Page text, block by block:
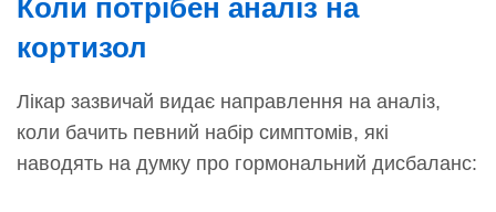
Коли потрібен аналіз на
кортизол
Лікар зазвичай видає направлення на аналіз,
коли бачить певний набір симптомів, які
наводять на думку про гормональний дисбаланс: